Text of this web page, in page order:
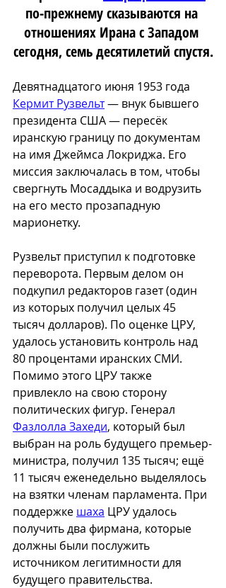
по-прежнему сказываются на
отношениях Ирана с Западом
сегодня, семь десятилетий спустя.
Девятнадцатого июня 1953 года
Кермит Рузвельт — внук бывшего
президента США — пересёк
иранскую границу по документам
на имя Джеймса Локриджа. Его
миссия заключалась в том, чтобы
свергнуть Мосаддыка и водрузить
на его место прозападную
марионетку.
Рузвельт приступил к подготовке
переворота. Первым делом он
подкупил редакторов газет (один
из которых получил целых 45
тысяч долларов). По оценке ЦРУ,
удалось установить контроль над
80 процентами иранских СМИ.
Помимо этого ЦРУ также
привлекло на свою сторону
политических фигур. Генерал
Фазлолла Захеди, который был
выбран на роль будущего премьер-
министра, получил 135 тысяч; ещё
11 тысяч еженедельно выделялось
на взятки членам парламента. При
поддержке шаха ЦРУ удалось
получить два фирмана, которые
должны были послужить
источником легитимности для
будущего правительства.